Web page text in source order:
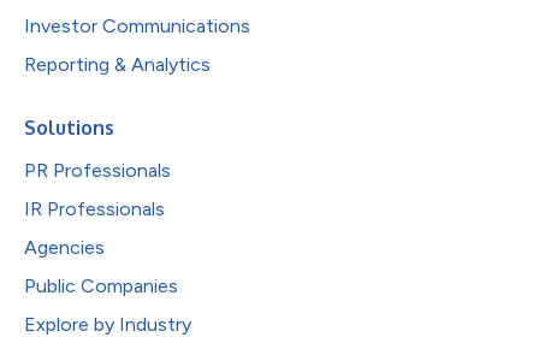
Investor Communications
Reporting & Analytics
Solutions
PR Professionals
IR Professionals
Agencies
Public Companies
Explore by Industry